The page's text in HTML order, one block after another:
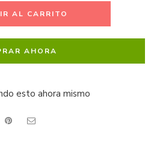
AL CARRITO
AHORA
esto ahora mismo